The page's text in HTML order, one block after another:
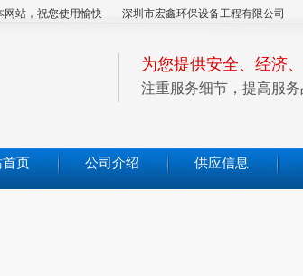
网站，祝您使用愉快 深圳市宏鑫环保设备工程有限公司
为您提供安全、经济
注重服务细节，提高服
首页 公司介绍 供应信息